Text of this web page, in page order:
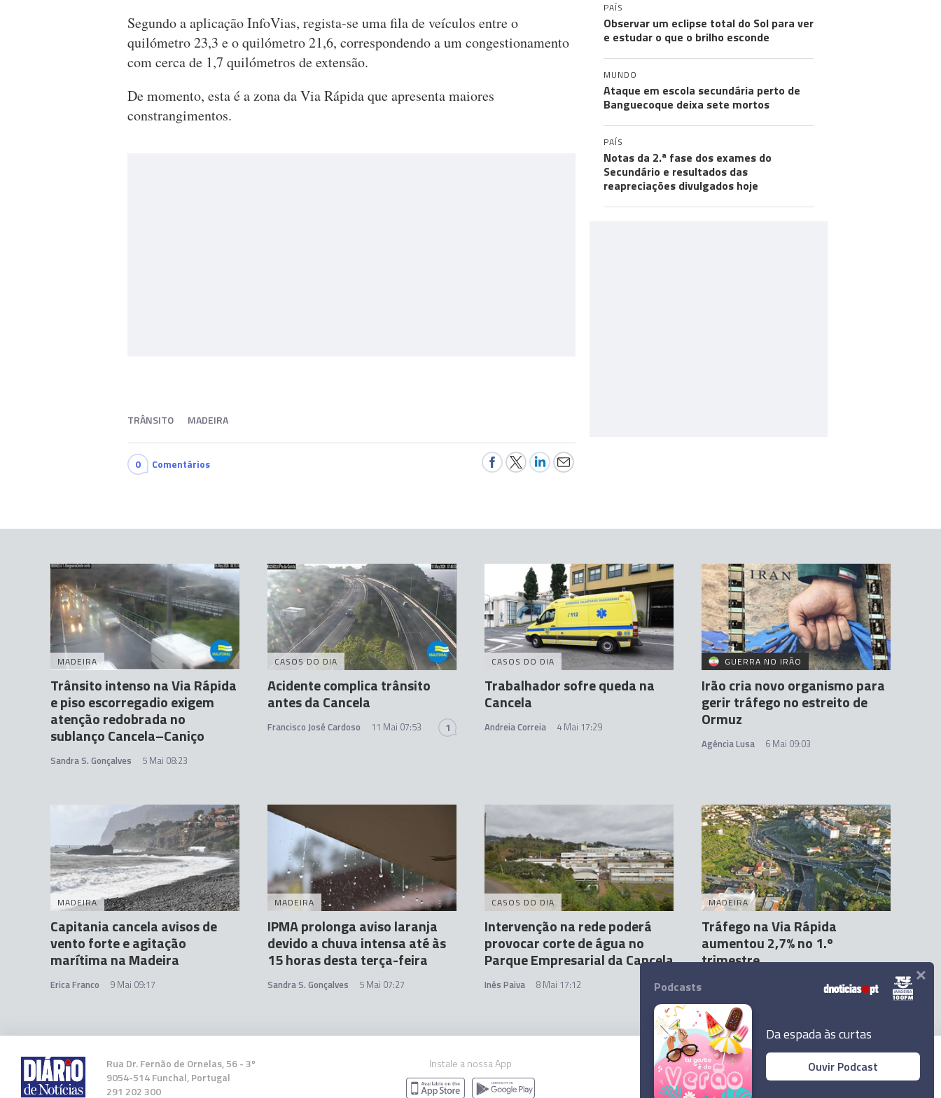
Segundo a aplicação InfoVias, regista-se uma fila de veículos entre o
quilómetro 23,3 e o quilómetro 21,6, correspondendo a um congestionamento
com cerca de 1,7 quilómetros de extensão.
De momento, esta é a zona da Via Rápida que apresenta maiores
constrangimentos.
TRÂNSITO MADEIRA
0 Comentários
PAÍS
Observar um eclipse total do Sol para ver
e estudar o que o brilho esconde
MUNDO
Ataque em escola secundária perto de
Banguecoque deixa sete mortos
PAÍS
Notas da 2.ª fase dos exames do
Secundário e resultados das
reapreciações divulgados hoje
MADEIRA
Trânsito intenso na Via Rápida
e piso escorregadio exigem
atenção redobrada no
sublanço Cancela–Caniço
Sandra S. Gonçalves 5 Mai 08:23
CASOS DO DIA
Acidente complica trânsito
antes da Cancela
Francisco José Cardoso 11 Mai 07:53 1
CASOS DO DIA
Trabalhador sofre queda na
Cancela
Andreia Correia 4 Mai 17:29
GUERRA NO IRÃO
Irão cria novo organismo para
gerir tráfego no estreito de
Ormuz
Agência Lusa 6 Mai 09:03
MADEIRA
Capitania cancela avisos de
vento forte e agitação
marítima na Madeira
Erica Franco 9 Mai 09:17
MADEIRA
IPMA prolonga aviso laranja
devido a chuva intensa até às
15 horas desta terça-feira
Sandra S. Gonçalves 5 Mai 07:27
CASOS DO DIA
Intervenção na rede poderá
provocar corte de água no
Parque Empresarial da Cancela
Inês Paiva 8 Mai 17:12
MADEIRA
Tráfego na Via Rápida
aumentou 2,7% no 1.º
trimestre
29 Abr 09:56
Rua Dr. Fernão de Ornelas, 56 - 3º
9054-514 Funchal, Portugal
291 202 300
Instale a nossa App
© 2026 Empresa Diário de Notícias, Lda.
Podcasts
Da espada às curtas
Ouvir Podcast
×